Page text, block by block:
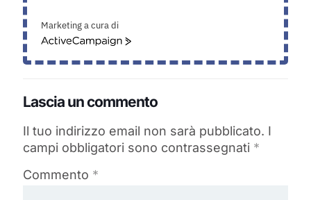
Marketing a cura di
ActiveCampaign
Lascia un commento
Il tuo indirizzo email non sarà pubblicato. I
campi obbligatori sono contrassegnati *
Commento *